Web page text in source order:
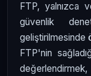
FTP, yalnızca
güvenlik
geliştirilmesinde
FTP'nin